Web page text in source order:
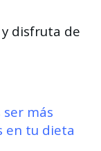
disfruta de
ser más
en tu dieta